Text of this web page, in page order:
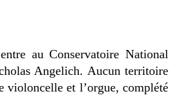
au Conservatoire National
Angelich. Aucun territoire
violoncelle et l’orgue, complété